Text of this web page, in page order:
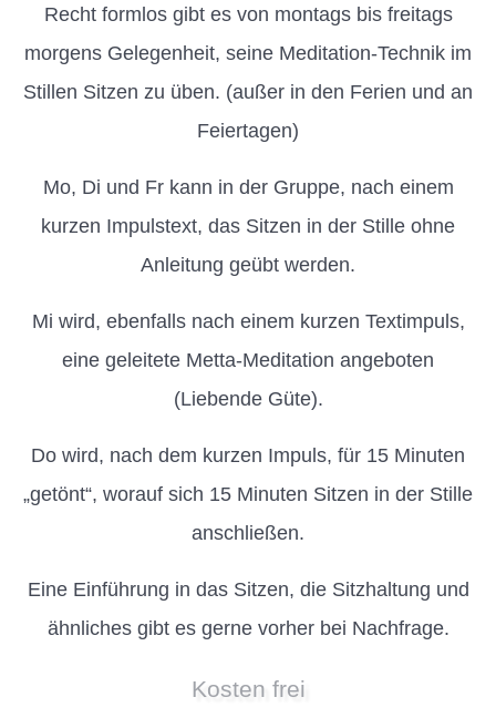
Recht formlos gibt es von montags bis freitags
morgens Gelegenheit, seine Meditation-Technik im
Stillen Sitzen zu üben. (außer in den Ferien und an
Feiertagen)
Mo, Di und Fr kann in der Gruppe, nach einem
kurzen Impulstext, das Sitzen in der Stille ohne
Anleitung geübt werden.
Mi wird, ebenfalls nach einem kurzen Textimpuls,
eine geleitete Metta-Meditation angeboten
(Liebende Güte).
Do wird, nach dem kurzen Impuls, für 15 Minuten
„getönt“, worauf sich 15 Minuten Sitzen in der Stille
anschließen.
Eine Einführung in das Sitzen, die Sitzhaltung und
ähnliches gibt es gerne vorher bei Nachfrage.
Kosten frei